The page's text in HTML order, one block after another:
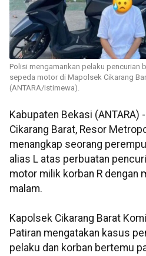
Polisi mengamankan pelaku pencurian
sepeda motor di Mapolsek Cikarang
(ANTARA/Istimewa).
Kabupaten Bekasi (ANTARA)
Cikarang Barat, Resor
menangkap seorang
alias L atas perbuatan
motor milik korban R dengan
malam.
Kapolsek Cikarang Barat
Patiran mengatakan kasus
pelaku dan korban bertemu